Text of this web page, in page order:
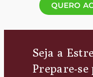
QUERO
Seja a
Prepare-se